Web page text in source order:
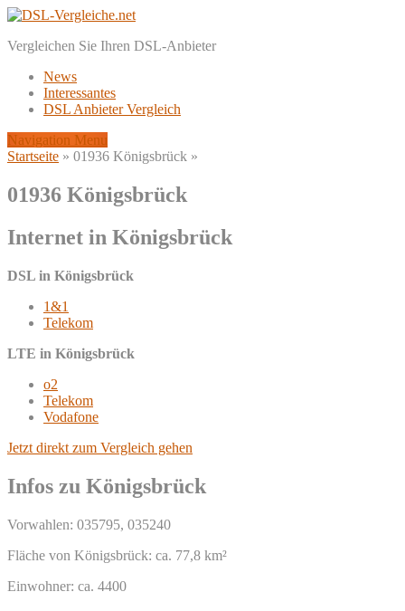
Vergleichen Sie Ihren DSL-Anbieter
News
Interessantes
DSL Anbieter Vergleich
Navigation Menu
Startseite » 01936 Königsbrück »
01936 Königsbrück
Internet in Königsbrück
DSL in Königsbrück
1&1
Telekom
LTE in Königsbrück
o2
Telekom
Vodafone
Jetzt direkt zum Vergleich gehen
Infos zu Königsbrück
Vorwahlen: 035795, 035240
Fläche von Königsbrück: ca. 77,8 km²
Einwohner: ca. 4400